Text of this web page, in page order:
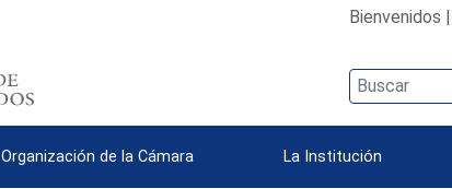
Bienvenidos |
Organización de la Cámara La Institución